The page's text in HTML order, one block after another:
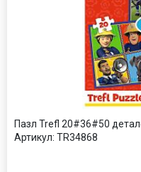
Пазл Trefl 20#36#50
Артикул: TR34868